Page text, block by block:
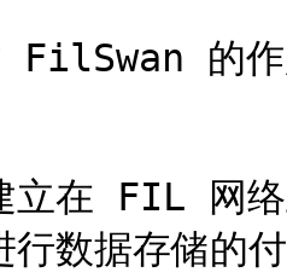
FilSwan 的
在 FIL 网络
数据存储的